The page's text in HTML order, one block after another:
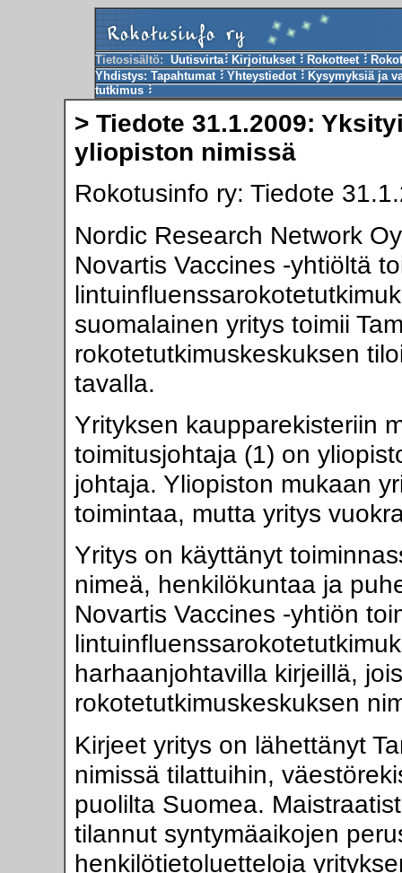
Tietosisältö:Uutisvirta Kirjoitukset Rokotteet
Yhdistys:Tapahtumat Yhteystiedot
Kysymyksiä ja
tutkimus
> Tiedote 31.1.2009:
yliopiston nimissä
Rokotusinfo ry: Tiedote
Nordic Research Network
Novartis Vaccines -yhtiöltä
suomalainen yritys toimii
rokotetutkimuskeskuksen
tavalla.
Yrityksen kaupparekisteriin
toimitusjohtaja (1) on
johtaja. Yliopiston mukaan
toimintaa, mutta yritys
Yritys on käyttänyt
nimeä, henkilökuntaa ja
Novartis Vaccines -yhtiön
harhaanjohtavilla kirjeillä,
rokotetutkimuskeskuksen
Kirjeet yritys on lähettänyt
nimissä tilattuihin,
puolilta Suomea.
tilannut syntymäaikojen
henkilötietoluetteloja